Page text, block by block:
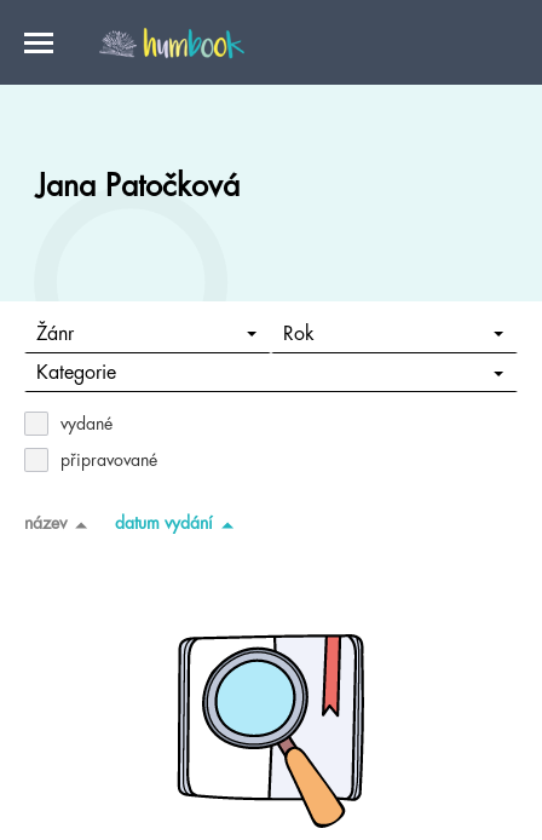
Jana Patočková
Žánr Rok
Kategorie
vydané
připravované
název datum vydání